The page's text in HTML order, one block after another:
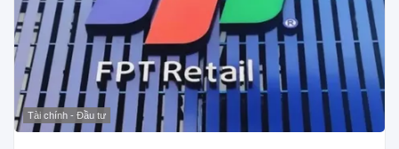
Tài chính - Đầu tư